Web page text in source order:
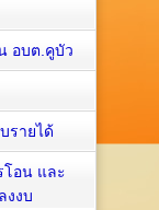
อบต.คูบัว
รายได้
โอน และ
งงบ